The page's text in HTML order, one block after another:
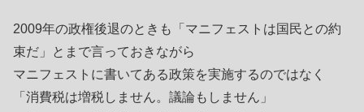
2009年の政権後退のときも「マニフェストは国民との約
束だ」とまで言っておきながら
マニフェストに書いてある政策を実施するのではなく
「消費税は増税しません。議論もしません」